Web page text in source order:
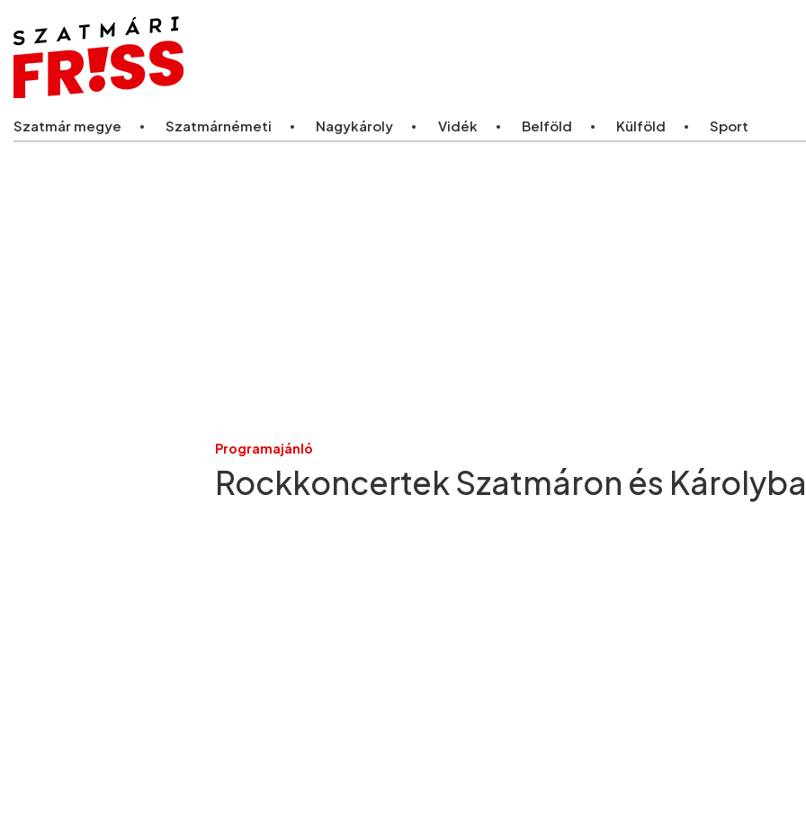
Szatmár megye Szatmárnémeti Nagykároly Vidék Belföld Külföld Sport
Programajánló
Rockkoncertek Szatmáron és